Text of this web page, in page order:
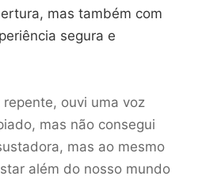
mas também com
segura e
ouvi uma voz
mas não consegui
mas ao mesmo
além do nosso mundo